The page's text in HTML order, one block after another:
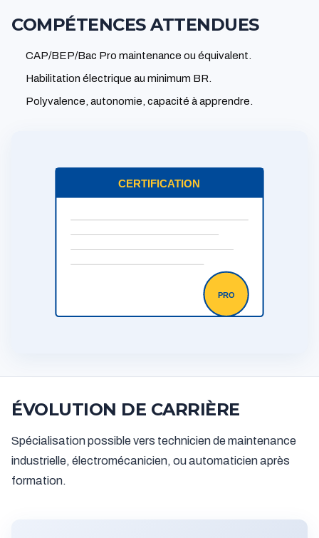
COMPÉTENCES ATTENDUES
CAP/BEP/Bac Pro maintenance ou équivalent.
Habilitation électrique au minimum BR.
Polyvalence, autonomie, capacité à apprendre.
CERTIFICATION
PRO
ÉVOLUTION DE CARRIÈRE
Spécialisation possible vers technicien de maintenance
industrielle, électromécanicien, ou automaticien après
formation.